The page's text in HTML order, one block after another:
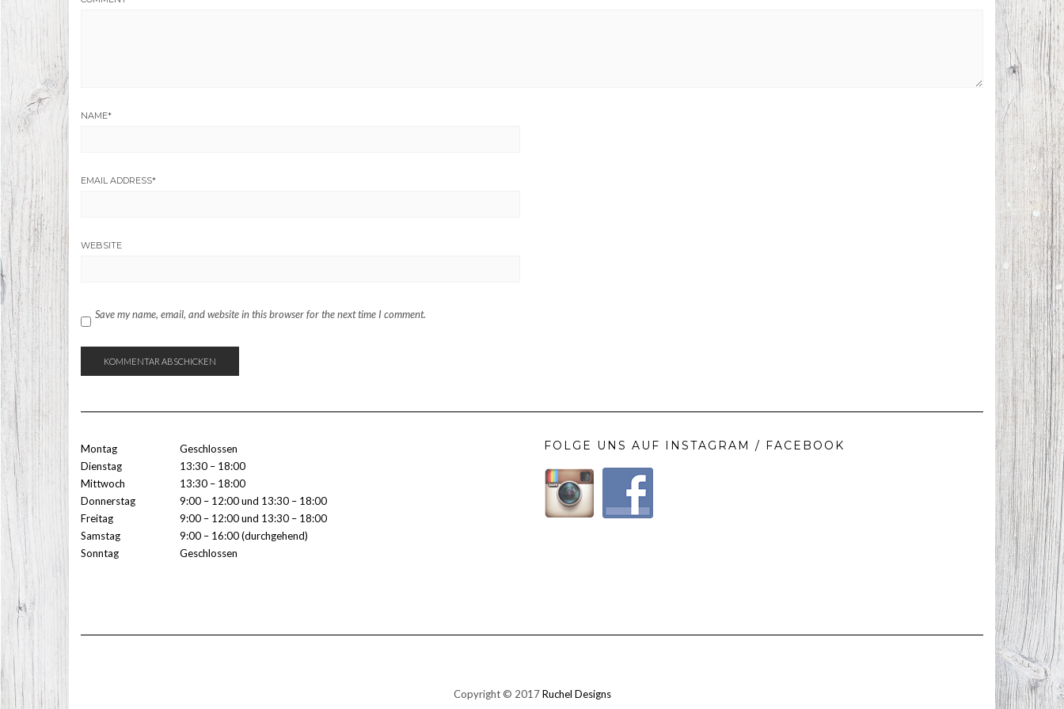
NAME*
EMAIL ADDRESS*
WEBSITE
Save my name, email, and website in this browser for the next time I comment.
Montag
Geschlossen
Dienstag
13:30 – 18:00
Mittwoch
13:30 – 18:00
Donnerstag
9:00 – 12:00 und 13:30 – 18:00
Freitag
9:00 – 12:00 und 13:30 – 18:00
Samstag
9:00 – 16:00 (durchgehend)
Sonntag
Geschlossen
FOLGE UNS AUF INSTAGRAM / FACEBOOK
Copyright © 2017Ruchel Designs